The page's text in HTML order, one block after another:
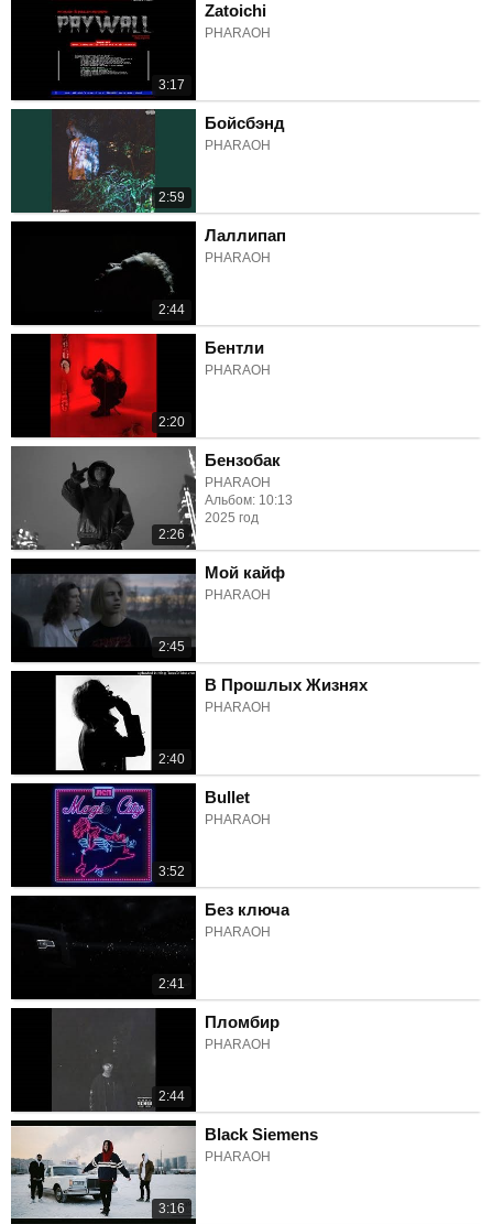
3:17
Zatoichi
PHARAOH
2:59
Бойсбэнд
PHARAOH
2:44
Лаллипап
PHARAOH
2:20
Бентли
PHARAOH
2:26
Бензобак
PHARAOH
Альбом: 10:13
2025 год
2:45
Мой кайф
PHARAOH
2:40
В Прошлых Жизнях
PHARAOH
3:52
Bullet
PHARAOH
2:41
Без ключа
PHARAOH
2:44
Пломбир
PHARAOH
3:16
Black Siemens
PHARAOH